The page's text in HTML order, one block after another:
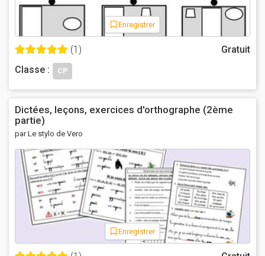
Enregistrer
(1)
Gratuit
Classe :
CP
Dictées, leçons, exercices d'orthographe (2ème
partie)
par Le stylo de Vero
Enregistrer